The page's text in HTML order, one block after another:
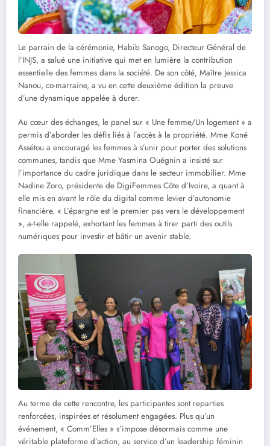
Le parrain de la cérémonie, Habib Sanogo, Directeur Général de
l’INJS, a salué une initiative qui met en lumière la contribution
essentielle des femmes dans la société. De son côté, Maître Jessica
Nanou, co-marraine, a vu en cette deuxième édition la preuve
d’une dynamique appelée à durer.
Au cœur des échanges, le panel sur « Une femme/Un logement » a
permis d’aborder les défis liés à l’accès à la propriété. Mme Koné
Assétou a encouragé les femmes à s’unir pour porter des solutions
communes, tandis que Mme Yasmina Ouégnin a insisté sur
l’importance du cadre juridique dans le secteur immobilier. Mme
Nadine Zoro, présidente de DigiFemmes Côte d’Ivoire, a quant à
elle mis en avant le rôle du digital comme levier d’autonomie
financière. « L’épargne est le premier pas vers le développement
», a-t-elle rappelé, exhortant les femmes à tirer parti des outils
numériques pour investir et bâtir un avenir stable.
Au terme de cette rencontre, les participantes sont reparties
renforcées, inspirées et résolument engagées. Plus qu’un
événement, « Comm’Elles » s’impose désormais comme une
véritable plateforme d’action, au service d’un leadership féminin